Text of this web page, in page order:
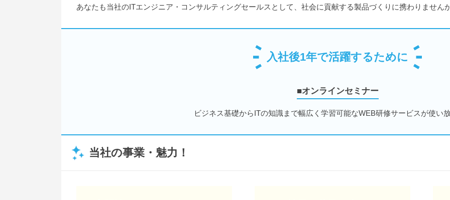
あなたも当社のITエンジニア・コンサルティングセールスとして、社会に貢献する製品づくりに携わりません
入社後1年で活躍するために
■オンラインセミナー
ビジネス基礎からITの知識まで幅広く学習可能なWEB研修サービスが使い
当社の事業・魅力！